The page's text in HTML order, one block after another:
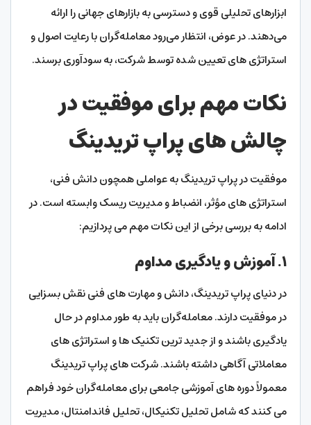
ابزارهای تحلیلی قوی و دسترسی به بازارهای جهانی را ارائه
می‌دهند. در عوض، انتظار می‌رود معامله‌گران با رعایت اصول و
استراتژی‌ های تعیین‌ شده توسط شرکت، به سودآوری برسند.
نکات مهم برای موفقیت در
چالش های پراپ تریدینگ
موفقیت در پراپ تریدینگ به عواملی همچون دانش فنی،
استراتژی‌ های مؤثر، انضباط و مدیریت ریسک وابسته است. در
ادامه به بررسی برخی از این نکات مهم می‌ پردازیم:
۱. آموزش و یادگیری مداوم
در دنیای پراپ تریدینگ، دانش و مهارت‌ های فنی نقش بسزایی
در موفقیت دارند. معامله‌گران باید به طور مداوم در حال
یادگیری باشند و از جدید ترین تکنیک‌ ها و استراتژی‌ های
معاملاتی آگاهی داشته باشند. شرکت‌ های پراپ تریدینگ
معمولاً دوره‌ های آموزشی جامعی برای معامله‌گران خود فراهم
می‌ کنند که شامل تحلیل تکنیکال، تحلیل فاندامنتال، مدیریت